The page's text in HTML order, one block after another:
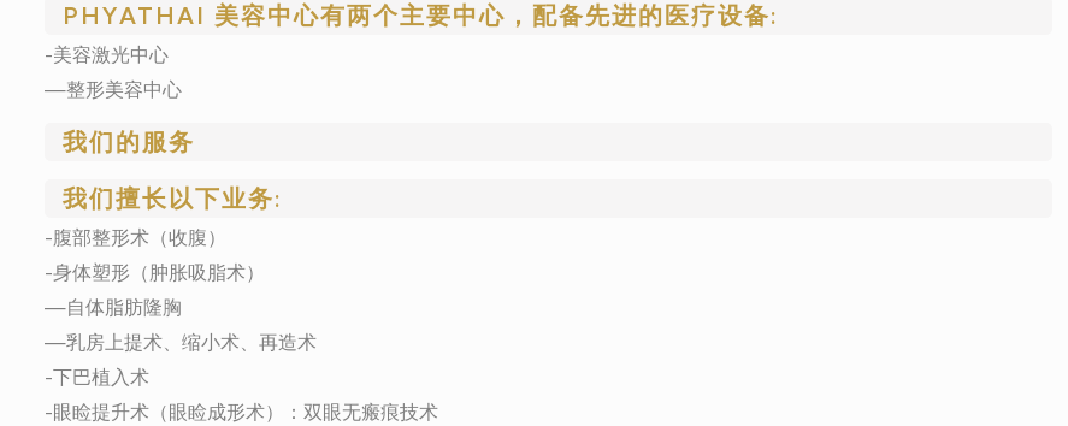
PHYATHAI 美容中心有两个主要中心，配备先进的医疗设备:
-美容激光中心
—整形美容中心
我们的服务
我们擅长以下业务:
-腹部整形术（收腹）
-身体塑形（肿胀吸脂术）
—自体脂肪隆胸
—乳房上提术、缩小术、再造术
-下巴植入术
-眼睑提升术（眼睑成形术）：双眼无瘢痕技术